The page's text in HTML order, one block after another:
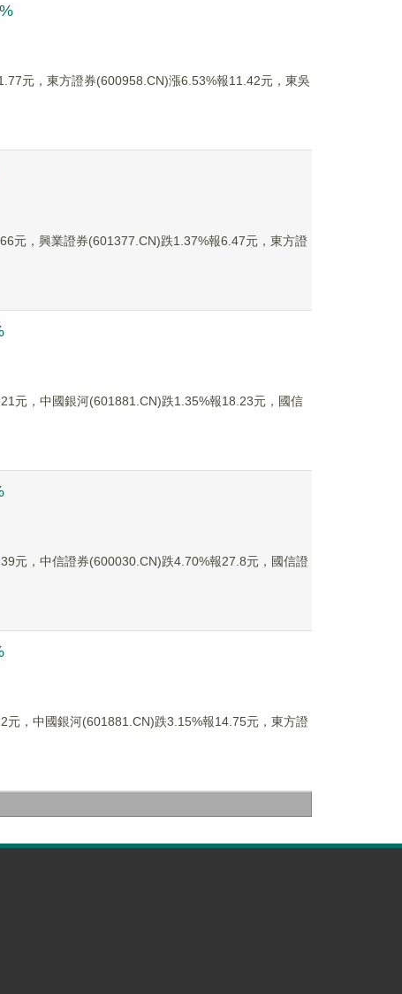
元，東方證券(600958.CN)漲6.53%報11.42元，東吳
元，興業證券(601377.CN)跌1.37%報6.47元，東方證
元，中國銀河(601881.CN)跌1.35%報18.23元，國信
元，中信證券(600030.CN)跌4.70%報27.8元，國信證
，中國銀河(601881.CN)跌3.15%報14.75元，東方證